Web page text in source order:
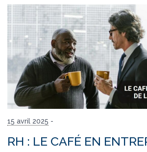
15 avril 2025 -
RH : LE CAFÉ EN